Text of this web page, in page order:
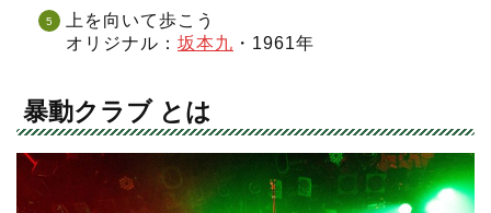
上を向いて歩こう
オリジナル： 坂本九 ・1961年
暴動クラブ とは